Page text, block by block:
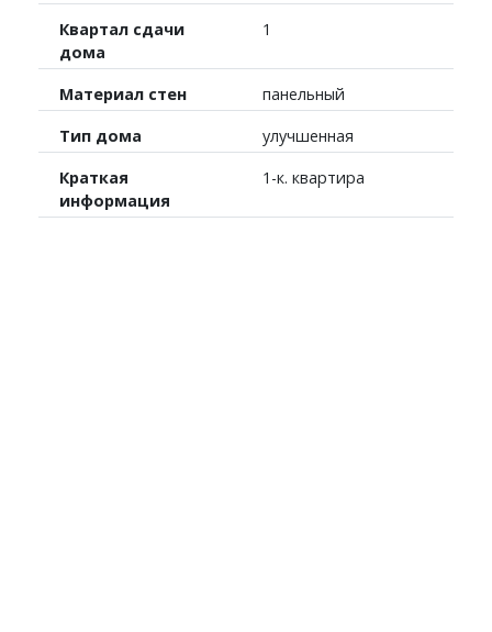
Квартал сдачи
дома
1
Материал стен
панельный
Тип дома
улучшенная
Краткая
информация
1-к. квартира